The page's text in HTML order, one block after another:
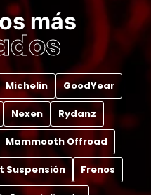
más
Michelin GoodYear
Nexen Rydanz
Mammooth Offroad
Suspensión Frenos